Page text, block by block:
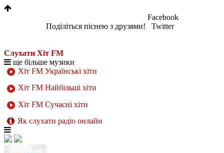
Поділіться піснею з друзями!
Facebook
Twitter
Слухати Хіт FM
ще більше музики
Хіт FM Українські хіти
Хіт FM Найбільші хіти
Хіт FM Сучасні хіти
Як слухати радіо онлайн